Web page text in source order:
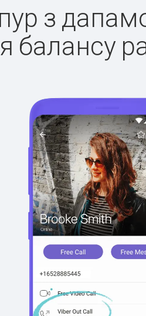
з
балансу